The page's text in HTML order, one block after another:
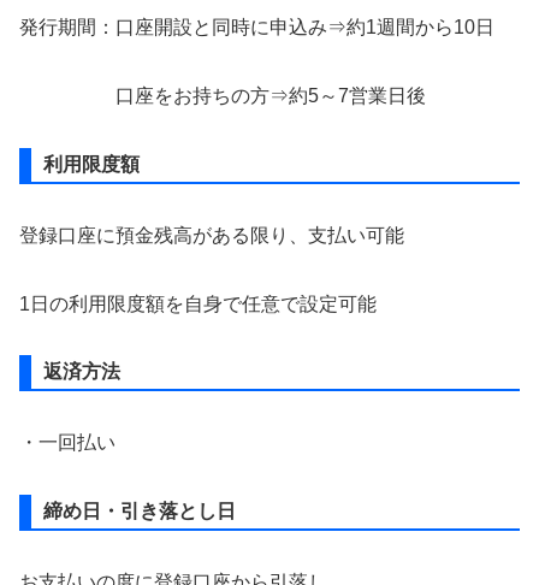
発行期間：口座開設と同時に申込み⇒約1週間から10日
口座をお持ちの方⇒約5～7営業日後
利用限度額
登録口座に預金残高がある限り、支払い可能
1日の利用限度額を自身で任意で設定可能
返済方法
・一回払い
締め日・引き落とし日